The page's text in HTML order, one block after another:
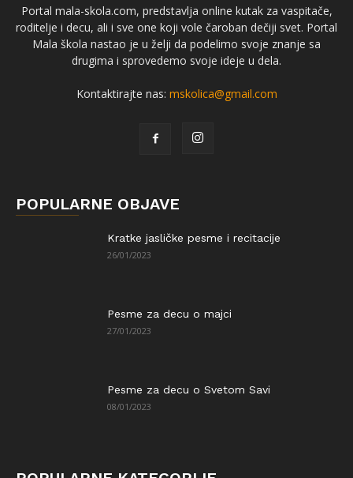
Portal mala-skola.com, predstavlja online kutak za vaspitače,
roditelje i decu, ali i sve one koji vole čaroban dečiji svet. Portal
Mala škola nastao je u želji da podelimo svoje znanje sa
drugima i sprovedemo svoje ideje u dela.
Kontaktirajte nas: mskolica@gmail.com
POPULARNE OBJAVE
Kratke jasličke pesme i recitacije
26/01/2023
Pesme za decu o majci
27/01/2023
Pesme za decu o Svetom Savi
08/01/2023